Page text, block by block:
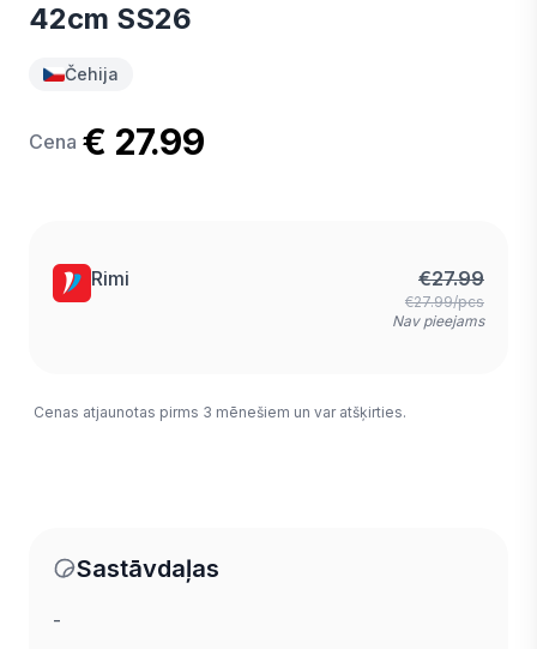
42cm SS26
Čehija
Cena € 27.99
Rimi €27.99
€27.99/pcs
Nav pieejams
Cenas atjaunotas pirms 3 mēnešiem un var atšķirties.
Sastāvdaļas
-